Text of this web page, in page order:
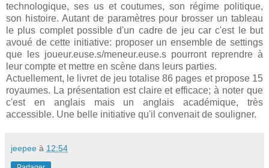
technologique, ses us et coutumes, son régime politique,
son histoire. Autant de paramètres pour brosser un tableau
le plus complet possible d'un cadre de jeu car c'est le but
avoué de cette initiative: proposer un ensemble de settings
que les joueur.euse.s/meneur.euse.s pourront reprendre à
leur compte et mettre en scène dans leurs parties.
Actuellement, le livret de jeu totalise 86 pages et propose 15
royaumes. La présentation est claire et efficace; à noter que
c'est en anglais mais un anglais académique, très
accessible. Une belle initiative qu'il convenait de souligner.
jeepee à 12:54